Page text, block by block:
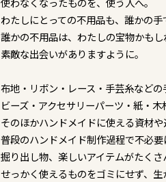
わたしにとっての不用品も、誰かの手
誰かの不用品は、わたしの宝物かもし
素敵な出会いがありますように。
布地・リボン・レース・手芸糸などの
ビーズ・アクセサリーパーツ・紙・
そのほかハンドメイドに使える資材
普段のハンドメイド制作過程で不必
掘り出し物、楽しいアイテムがたくさ
せっかく使えるものをゴミにせず、